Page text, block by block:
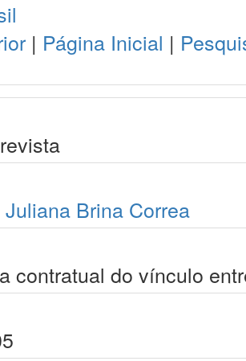
| Página Inicial |
Brina Correa
contratual do vínculo